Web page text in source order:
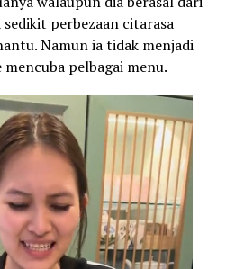
perbezaan citarasa
Namun ia tidak menjadi
pelbagai menu.